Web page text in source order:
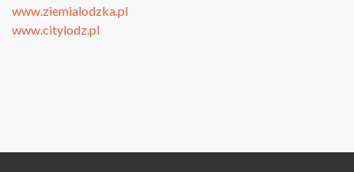
www.ziemialodzka.pl
www.citylodz.pl